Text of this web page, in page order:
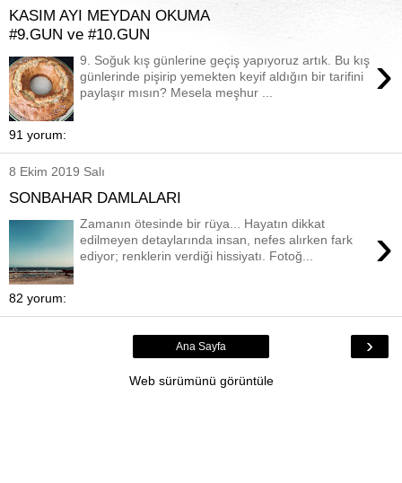
KASIM AYI MEYDAN OKUMA
#9.GUN ve #10.GUN
›
9. Soğuk kış günlerine geçiş yapıyoruz artık. Bu kış
günlerinde pişirip yemekten keyif aldığın bir tarifini
paylaşır mısın? Mesela meşhur ...
91 yorum:
8 Ekim 2019 Salı
SONBAHAR DAMLALARI
›
Zamanın ötesinde bir rüya... Hayatın dikkat
edilmeyen detaylarında insan, nefes alırken fark
ediyor; renklerin verdiği hissiyatı. Fotoğ...
82 yorum:
›
Ana Sayfa
Web sürümünü görüntüle